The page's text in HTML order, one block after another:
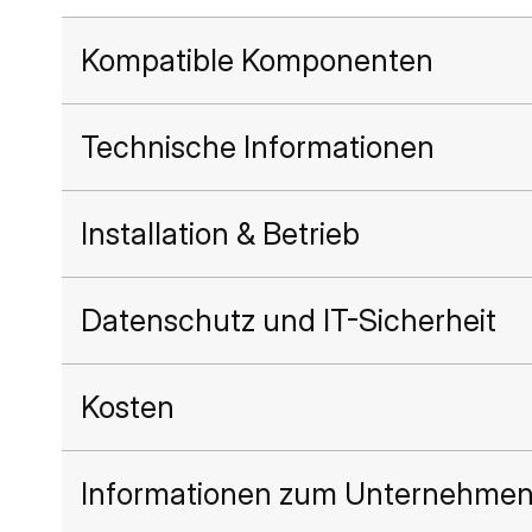
Kompatible Komponenten
Technische Informationen
Installation & Betrieb
Datenschutz und IT-Sicherheit
Kosten
Informationen zum